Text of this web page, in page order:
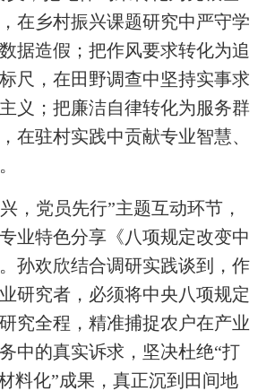
在乡村振兴课题研究中严守学
据造假；把作风要求转化为追
尺，在田野调查中坚持实事求
义；把廉洁自律转化为服务群
在驻村实践中贡献专业智慧、
，党员先行”主题互动环节，
业特色分享《八项规定改变中
孙欢欣结合调研实践谈到，作
研究者，必须将中央八项规定
究全程，精准捕捉农户在产业
中的真实诉求，坚决杜绝“打
料化”成果，真正沉到田间地